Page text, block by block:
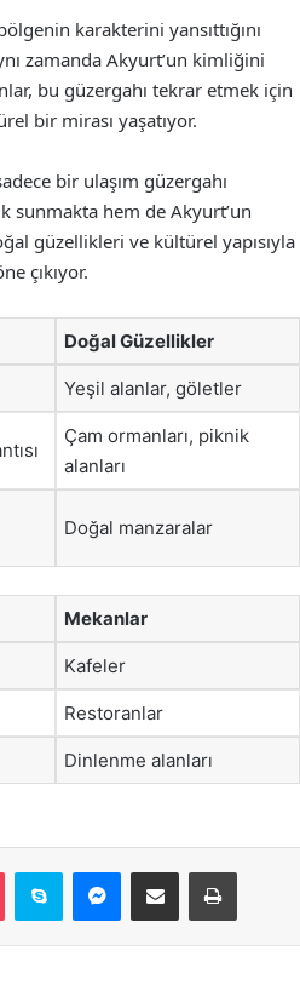
karakterini yansıttığını
zamanda Akyurt’un kimliğini
bu güzergahı tekrar etmek için
bir mirası yaşatıyor.
bir ulaşım güzergahı
sunmakta hem de Akyurt’un
güzellikleri ve kültürel yapısıyla
çıkıyor.
Doğal Güzellikler
Yeşil alanlar, göletler
Çam ormanları, piknik
alanları
Doğal manzaralar
Mekanlar
Kafeler
Restoranlar
Dinlenme alanları
Pocket Skype Messenger
E-Posta ile paylaş Yazdır